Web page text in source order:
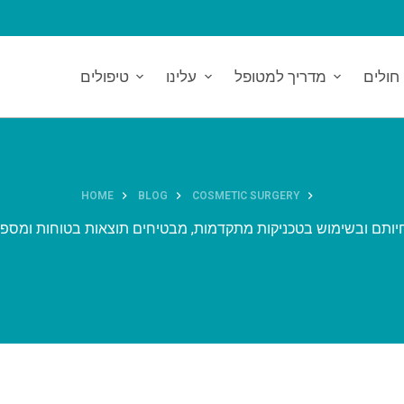
טיפולים עלינו מדריך למטופל
HOME BLOG COSMETIC SURGERY